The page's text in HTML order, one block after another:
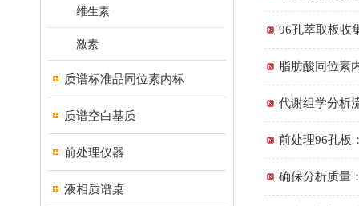
维生素
激素
质谱标准品同位素内标
质谱空白基质
前处理仪器
液相质谱桌
96孔萃取板收
脂肪酸同位素
代谢组学分析
前处理96孔板
确保分析质量